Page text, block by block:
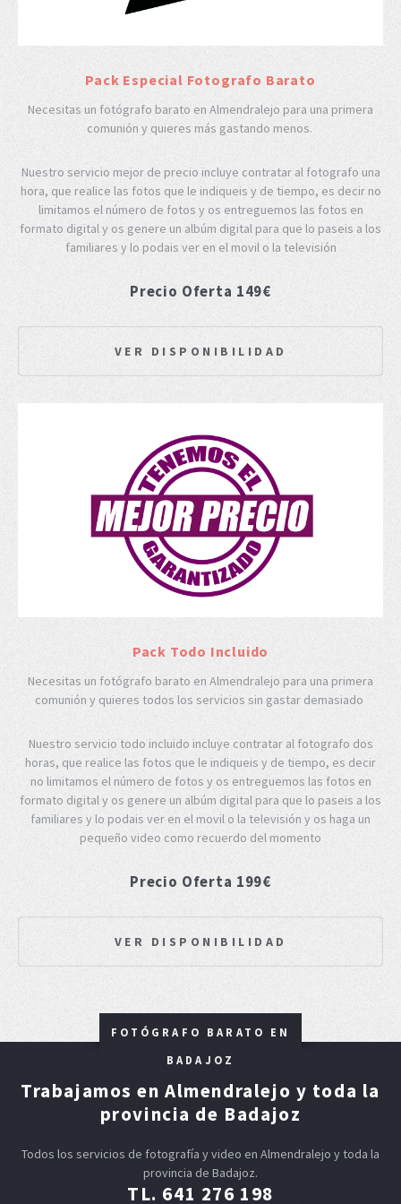
Pack Especial Fotografo Barato
Necesitas un fotógrafo barato en Almendralejo para una primera
comunión y quieres más gastando menos.
Nuestro servicio mejor de precio incluye contratar al fotografo una
hora, que realice las fotos que le indiqueis y de tiempo, es decir no
limitamos el número de fotos y os entreguemos las fotos en
formato digital y os genere un albúm digital para que lo paseis a los
familiares y lo podais ver en el movil o la televisión
Precio Oferta 149€
VER DISPONIBILIDAD
Pack Todo Incluido
Necesitas un fotógrafo barato en Almendralejo para una primera
comunión y quieres todos los servicios sin gastar demasiado
Nuestro servicio todo incluido incluye contratar al fotografo dos
horas, que realice las fotos que le indiqueis y de tiempo, es decir
no limitamos el número de fotos y os entreguemos las fotos en
formato digital y os genere un albúm digital para que lo paseis a los
familiares y lo podais ver en el movil o la televisión y os haga un
pequeño video como recuerdo del momento
Precio Oferta 199€
VER DISPONIBILIDAD
FOTÓGRAFO BARATO EN
BADAJOZ
Trabajamos en Almendralejo y toda la
provincia de Badajoz
Todos los servicios de fotografía y video en Almendralejo y toda la
provincia de Badajoz.
TL. 641 276 198